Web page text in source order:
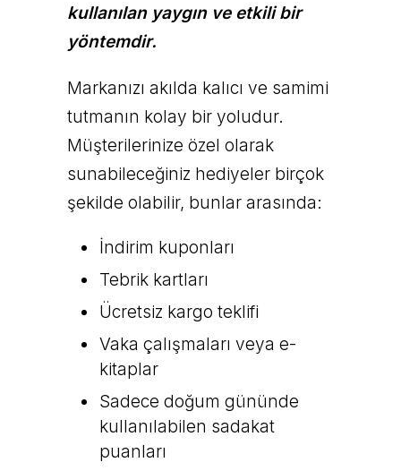
kullanılan yaygın ve etkili bir
yöntemdir.
Markanızı akılda kalıcı ve samimi
tutmanın kolay bir yoludur.
Müşterilerinize özel olarak
sunabileceğiniz hediyeler birçok
şekilde olabilir, bunlar arasında:
İndirim kuponları
Tebrik kartları
Ücretsiz kargo teklifi
Vaka çalışmaları veya e-
kitaplar
Sadece doğum gününde
kullanılabilen sadakat
puanları